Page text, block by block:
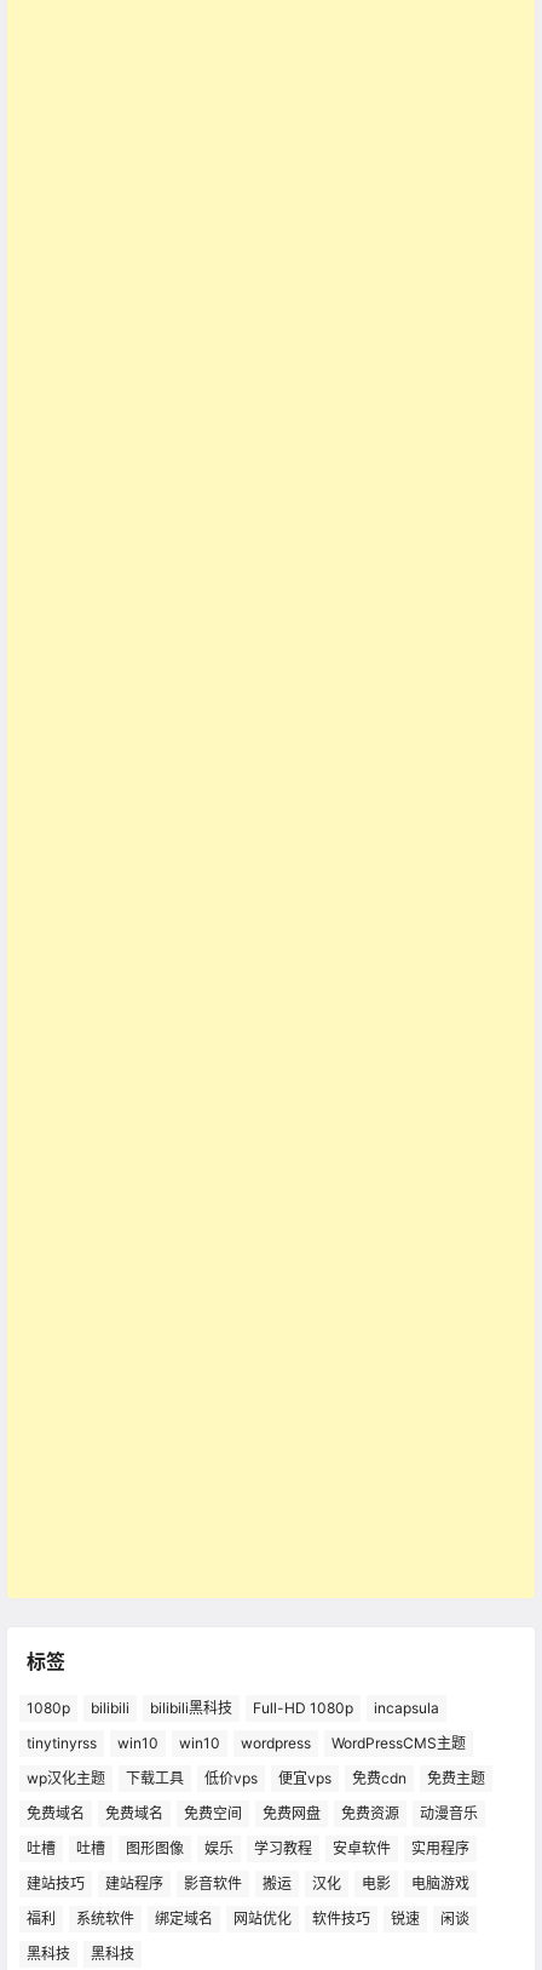
标签
1080p bilibili bilibili黑科技 Full-HD 1080p
incapsula
tinytinyrss
win10 win10 wordpress
WordPressCMS主题
wp汉化主题
下载工具 低价vps 便宜vps 免费cdn
免费主题
免费域名
免费域名 免费空间 免费网盘 免费资源
动漫音乐
吐槽
吐槽 图形图像 娱乐 学习教程 安卓软件
实用程序
建站技巧
建站程序 影音软件 搬运 汉化 电影
电脑游戏
福利
系统软件 绑定域名 网站优化 软件技巧 锐速
闲谈
黑科技
黑科技